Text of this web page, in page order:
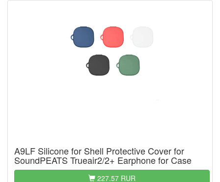
A9LF Silicone for Shell Protective Cover for
SoundPEATS Trueair2/2+ Earphone for Case
227.57 RUR